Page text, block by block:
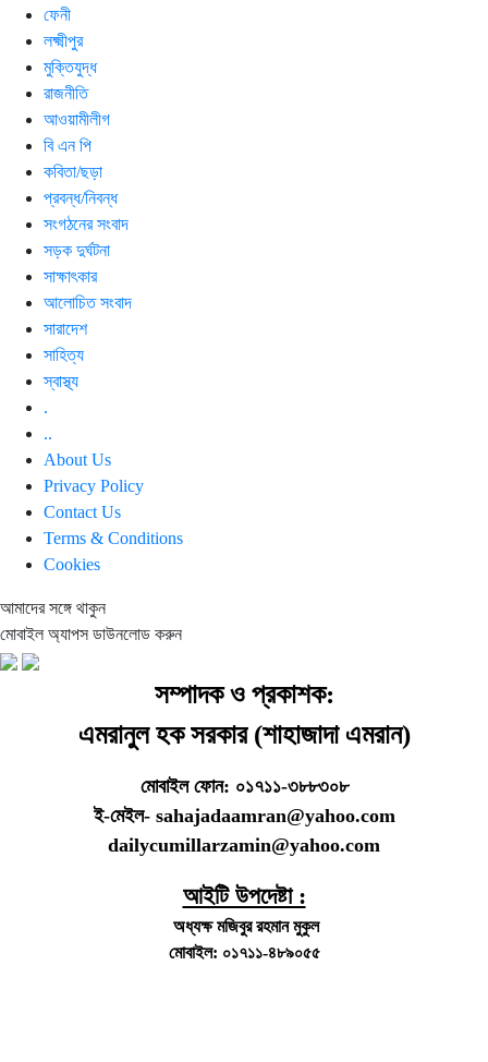
ফেনী
লক্ষ্মীপুর
মুক্তিযুদ্ধ
রাজনীতি
আওয়ামীলীগ
বি এন পি
কবিতা/ছড়া
প্রবন্ধ/নিবন্ধ
সংগঠনের সংবাদ
সড়ক দুর্ঘটনা
সাক্ষাৎকার
আলোচিত সংবাদ
সারাদেশ
সাহিত্য
স্বাস্থ্য
.
..
About Us
Privacy Policy
Contact Us
Terms & Conditions
Cookies
আমাদের সঙ্গে থাকুন
মোবাইল অ্যাপস ডাউনলোড করুন
সম্পাদক ও প্রকাশক:
এমরানুল হক সরকার (শাহাজাদা এমরান)
মোবাইল ফোন: ০১৭১১-৩৮৮৩০৮
ই-মেইল- sahajadaamran@yahoo.com
dailycumillarzamin@yahoo.com
আইটি উপদেষ্টা :
অধ্যক্ষ মজিবুর রহমান মুকুল
মোবাইল: ০১৭১১-৪৮৯০৫৫